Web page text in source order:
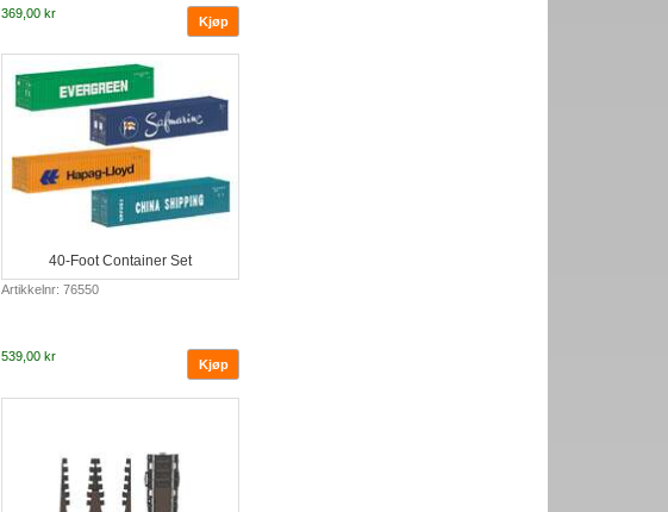
369,00 kr
40-Foot Container Set
Artikkelnr: 76550
539,00 kr